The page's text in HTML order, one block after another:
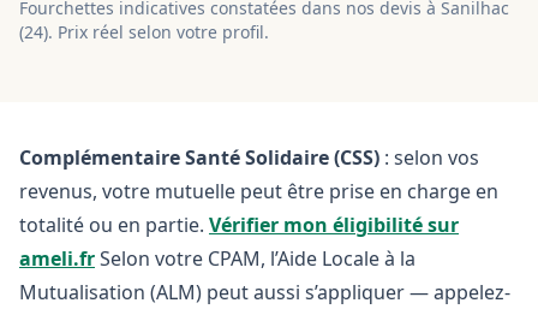
Fourchettes indicatives constatées dans nos devis à Sanilhac
(24). Prix réel selon votre profil.
Complémentaire Santé Solidaire (CSS) : selon vos
revenus, votre mutuelle peut être prise en charge en
totalité ou en partie. Vérifier mon éligibilité sur
ameli.frSelon votre CPAM, l’Aide Locale à la
Mutualisation (ALM) peut aussi s’appliquer — appelez-